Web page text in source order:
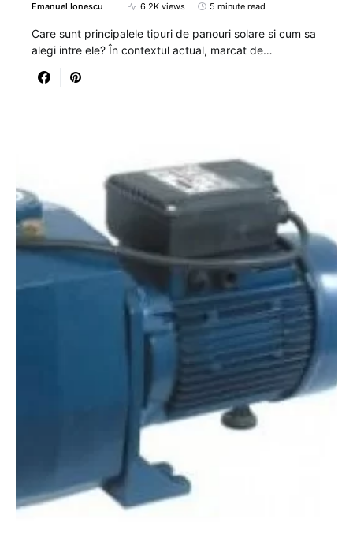
Emanuel Ionescu 6.2K views 5 minute read
Care sunt principalele tipuri de panouri solare si cum sa
alegi intre ele? În contextul actual, marcat de…